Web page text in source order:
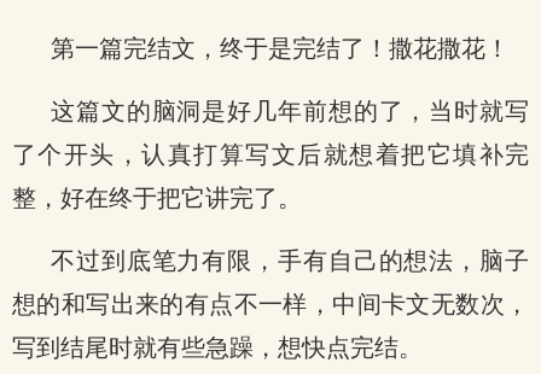
第一篇完结文，终于是完结了！撒花撒花！
这篇文的脑洞是好几年前想的了，当时就写
了个开头，认真打算写文后就想着把它填补完
整，好在终于把它讲完了。
不过到底笔力有限，手有自己的想法，脑子
想的和写出来的有点不一样，中间卡文无数次，
写到结尾时就有些急躁，想快点完结。